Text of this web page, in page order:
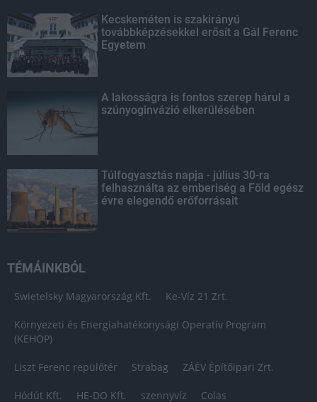
Kecskeméten is szakirányú
továbbképzésekkel erősít a Gál Ferenc
Egyetem
A lakosságra is fontos szerep hárul a
szúnyoginvázió elkerülésében
Túlfogyasztás napja - július 30-ra
felhasználta az emberiség a Föld egész
évre elegendő erőforrásait
TÉMÁINKBÓL
Swietelsky Magyarország Kft. Ke-Víz 21 Zrt.
Környezeti és Energiahatékonysági Operatív Program
(KEHOP)
Liszt Ferenc repülőtér Strabag ZÁÉV Építőipari Zrt.
Hódút Kft. HE-DO Kft. szennyvíz Colas